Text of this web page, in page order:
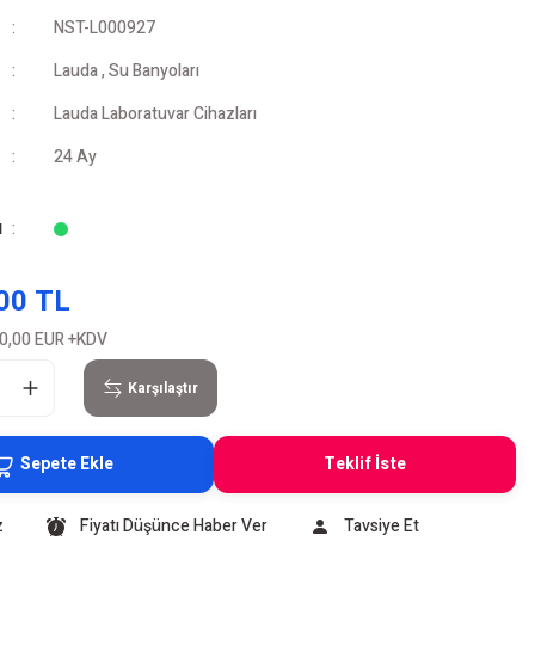
NST-L000927
Lauda,Su Banyoları
Lauda Laboratuvar Cihazları
24 Ay
TL
0,00 EUR+KDV
Karşılaştır
Sepete Ekle Teklif İste
Fiyatı Düşünce Haber Ver Tavsiye Et